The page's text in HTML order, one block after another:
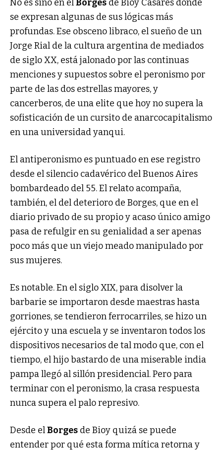
No es sino en elBorges de Bioy Casares donde
se expresan algunas de sus lógicas más
profundas. Ese obsceno libraco, el sueño de un
Jorge Rial de la cultura argentina de mediados
de siglo XX, está jalonado por las continuas
menciones y supuestos sobre el peronismo por
parte de las dos estrellas mayores, y
cancerberos, de una elite que hoy no supera la
sofisticación de un cursito de anarcocapitalismo
en una universidad yanqui.
El antiperonismo es puntuado en ese registro
desde el silencio cadavérico del Buenos Aires
bombardeado del 55. El relato acompaña,
también, el del deterioro de Borges, que en el
diario privado de su propio y acaso único amigo
pasa de refulgir en su genialidad a ser apenas
poco más que un viejo meado manipulado por
sus mujeres.
Es notable. En el siglo XIX, para disolver la
barbarie se importaron desde maestras hasta
gorriones, se tendieron ferrocarriles, se hizo un
ejército y una escuela y se inventaron todos los
dispositivos necesarios de tal modo que, con el
tiempo, el hijo bastardo de una miserable india
pampa llegó al sillón presidencial. Pero para
terminar con el peronismo, la crasa respuesta
nunca supera el palo represivo.
Desde elBorges de Bioy quizá se puede
entender por qué esta forma mítica retorna y